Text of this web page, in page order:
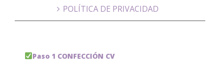
POLÍTICA DE PRIVACIDAD
Paso 1 CONFECCIÓN CV